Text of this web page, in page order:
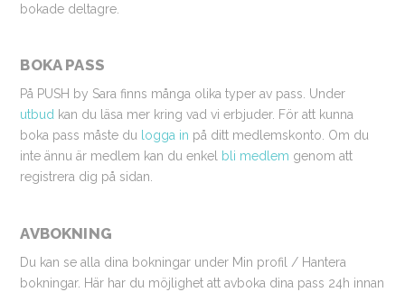
bokade deltagre.
BOKA PASS
På PUSH by Sara finns många olika typer av pass. Under
utbud kan du läsa mer kring vad vi erbjuder. För att kunna
boka pass måste du logga in på ditt medlemskonto. Om du
inte ännu är medlem kan du enkel bli medlem genom att
registrera dig på sidan.
AVBOKNING
Du kan se alla dina bokningar under Min profil / Hantera
bokningar. Här har du möjlighet att avboka dina pass 24h innan